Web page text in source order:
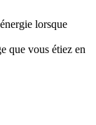
lorsque
que vous étiez en